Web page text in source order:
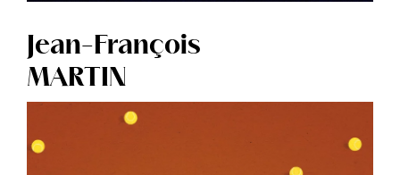
Jean-François
MARTIN